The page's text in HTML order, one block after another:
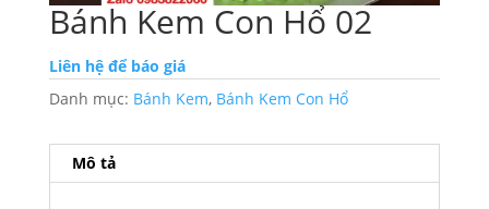
Bánh Kem Con Hổ 02
Liên hệ để báo giá
Danh mục: Bánh Kem, Bánh Kem Con Hổ
Mô tả